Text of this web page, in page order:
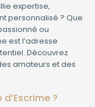
expertise,
personnalisé ? Que
ou
est l’adresse
Découvrez
amateurs et des
?